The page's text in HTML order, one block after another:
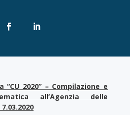
“CU 2020” – Compilazione e
all’Agenzia delle